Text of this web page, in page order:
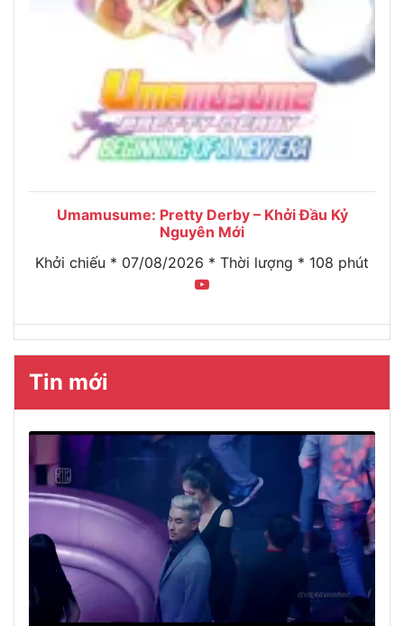
Umamusume: Pretty Derby – Khởi Đầu Kỷ
Nguyên Mới
Khởi chiếu * 07/08/2026 * Thời lượng * 108 phút
Tin mới